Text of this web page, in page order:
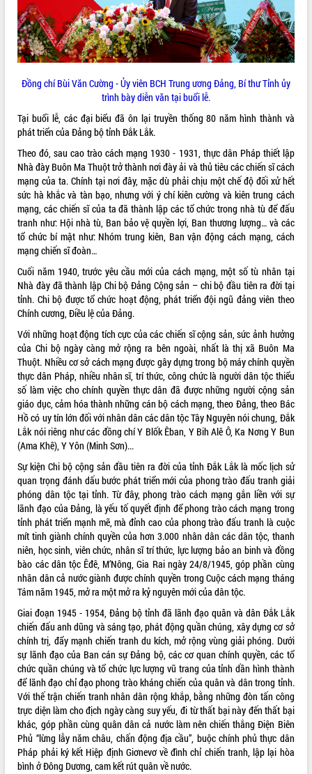
Khám bệnh, cấp phát thuốc miễn phí
và tặng quà người dân xã Cư Pui
Hội nghị UBND tỉnh Đắk Lắk thường kỳ
tháng 7/2026
Lễ truy tặng danh hiệu “Bà Mẹ Việt
Nam Anh hùng” và trao Huân chương
UBND tỉnh Đắk Lắk triển khai nhiệm
vụ 6 tháng cuối năm 2026
Kỳ họp thứ Hai, Hội đồng nhân dân
tỉnh khóa XI quyết nghị nhiều nội dung
quan trọng
Bí thư Tỉnh ủy Lương Nguyễn Minh
Triết thăm, tặng quà người có công với
cách mạng
Rà soát, hoàn thiện hệ thống thiết chế
văn hóa, thể thao đáp ứng yêu cầu
phát triển mới
Thường trực HĐND tỉnh Đắk Lắk gặp
mặt Đoàn chuyên gia y tế TP. Hồ Chí
Minh
Lễ truy điệu và an táng hài cốt liệt sĩ
tại Nghĩa trang Liệt sĩ xã Sơn Hòa
Bàn giải pháp tháo gỡ khó khăn trong
xuất khẩu sầu riêng và triển khai quy
định EUDR
Thứ trưởng Bộ Nông nghiệp và Môi
trường Nguyễn Hoàng Hiệp khảo sát
vùng trồng và doanh nghiệp đóng gói
sầu riêng tại Đắk Lắk
Trình diễn nghệ thuật chế biến các
món ăn từ sầu riêng
Đắk Lắk công bố Quy hoạch và xúc
tiến đầu tư tỉnh
Ngành cá ngừ Đắk Lắk chủ động thích
ứng để giữ vững thị trường xuất khẩu
Diễn đàn Kinh tế tư nhân Việt Nam đột
phá cơ chế - Hợp tác công tư
Đề án 06 tạo bước ngoặt đột phá trong
cải cách hành chính tỉnh Đắk Lắk
Kết nối tour, đẩy mạnh chuyển đổi số
để phát triển du lịch Đắk Lắk
Khởi động Dự án Đầu tư xây dựng hạ
tầng kỹ thuật Cụm công nghiệp Tân
Tiến
Gặp mặt các cơ quan báo chí nhân Kỷ
niệm 101 năm Ngày Báo chí Cách
mạng Việt Nam
Đắk Lắk sơ kết 4 năm triển khai thực
hiện Đề án 06 của Chính phủ
ALBUM ẢNH
LIÊN KẾT WEB
Hôm nay: 21750
Tất cả: 66067073
Đồng chí Bùi Văn Cường - Ủy viên BCH Trung ương Đảng, Bí thư Tỉnh ủy
trình bày diễn văn tại buổi lễ.
Tại buổi lễ, các đại biểu đã ôn lại truyền thống 80 năm hình thành và
phát triển của Đảng bộ tỉnh Đắk Lắk.
Theo đó, sau cao trào cách mạng 1930 - 1931, thực dân Pháp thiết lập
Nhà đày Buôn Ma Thuột trở thành nơi đày ải và thủ tiêu các chiến sĩ cách
mạng của ta. Chính tại nơi đây, mặc dù phải chịu một chế độ đối xử hết
sức hà khắc và tàn bạo, nhưng với ý chí kiên cường và kiên trung cách
mạng, các chiến sĩ của ta đã thành lập các tổ chức trong nhà tù để đấu
tranh như: Hội nhà tù, Ban bảo vệ quyền lợi, Ban thương lượng… và các
tổ chức bí mật như: Nhóm trung kiên, Ban vận động cách mạng, cách
mạng chiến sĩ đoàn…
Cuối năm 1940, trước yêu cầu mới của cách mạng, một số tù nhân tại
Nhà đày đã thành lập Chi bộ Đảng Cộng sản – chi bộ đầu tiên ra đời tại
tỉnh. Chi bộ được tổ chức hoạt động, phát triển đội ngũ đảng viên theo
Chính cương, Điều lệ của Đảng.
Với những hoạt động tích cực của các chiến sĩ cộng sản, sức ảnh hưởng
của Chi bộ ngày càng mở rộng ra bên ngoài, nhất là thị xã Buôn Ma
Thuột. Nhiều cơ sở cách mạng được gây dựng trong bộ máy chính quyền
thực dân Pháp, nhiều nhân sĩ, trí thức, công chức là người dân tộc thiểu
số làm việc cho chính quyền thực dân đã được những người cộng sản
giáo dục, cảm hóa thành những cán bộ cách mạng, theo Đảng, theo Bác
Hồ có uy tín lớn đối với nhân dân các dân tộc Tây Nguyên nói chung, Đắk
Lắk nói riêng như các đồng chí Y Blốk Êban, Y Bih Alê Ô, Ka Nơng Y Bun
(Ama Khê), Y Yôn (Minh Sơn)...
Sự kiện Chi bộ cộng sản đầu tiên ra đời của tỉnh Đắk Lắk là mốc lịch sử
quan trọng đánh dấu bước phát triển mới của phong trào đấu tranh giải
phóng dân tộc tại tỉnh. Từ đây, phong trào cách mạng gắn liền với sự
lãnh đạo của Đảng, là yếu tố quyết định để phong trào cách mạng trong
tỉnh phát triển mạnh mẽ, mà đỉnh cao của phong trào đấu tranh là cuộc
mít tinh giành chính quyền của hơn 3.000 nhân dân các dân tộc, thanh
niên, học sinh, viên chức, nhân sĩ trí thức, lực lượng bảo an binh và đồng
bào các dân tộc Êđê, M’Nông, Gia Rai ngày 24/8/1945, góp phần cùng
nhân dân cả nước giành được chính quyền trong Cuộc cách mạng tháng
Tám năm 1945, mở ra một mở ra kỷ nguyên mới của dân tộc.
Giai đoạn 1945 - 1954, Đảng bộ tỉnh đã lãnh đạo quân và dân Đắk Lắk
chiến đấu anh dũng và sáng tạo, phát động quần chúng, xây dựng cơ sở
chính trị, đẩy mạnh chiến tranh du kích, mở rộng vùng giải phóng. Dưới
sự lãnh đạo của Ban cán sự Đảng bộ, các cơ quan chính quyền, các tổ
chức quần chúng và tổ chức lực lượng vũ trang của tỉnh dần hình thành
để lãnh đạo chỉ đạo phong trào kháng chiến của quân và dân trong tỉnh.
Với thế trận chiến tranh nhân dân rộng khắp, bằng những đòn tấn công
trực diện làm cho địch ngày càng suy yếu, đi từ thất bại này đến thất bại
khác, góp phần cùng quân dân cả nước làm nên chiến thắng Điện Biên
Phủ “lừng lẫy năm châu, chấn động địa cầu”, buộc chính phủ thực dân
Pháp phải ký kết Hiệp định Giơnevơ về đình chỉ chiến tranh, lập lại hòa
bình ở Đông Dương, cam kết rút quân về nước.